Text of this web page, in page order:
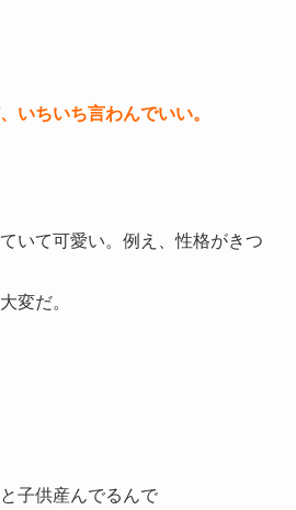
いちいち言わんでいい。
いて可愛い。例え、性格がきつ
変だ。
子供産んでるんで